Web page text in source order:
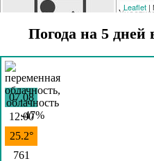
ОКС
Leaflet |
Погода на 5 дней
07.08
12:00
25.2°
761